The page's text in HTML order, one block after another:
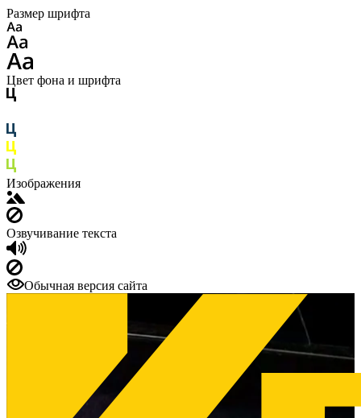
Размер шрифта
Цвет фона и шрифта
Изображения
Озвучивание текста
Обычная версия сайта